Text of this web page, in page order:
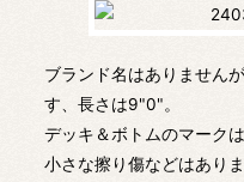
ブランド名はありません
す、長さは9"0"。
デッキ＆ボトムのマーク
小さな擦り傷などはあり